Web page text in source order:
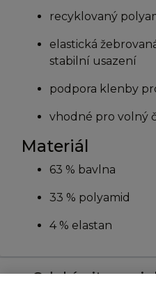
recyklovaný
elastická
stabilní usazení
podpora klenby
vhodné pro volný
Materiál
63 % bavlna
33 % polyamid
4 % elastan
Odebírejte